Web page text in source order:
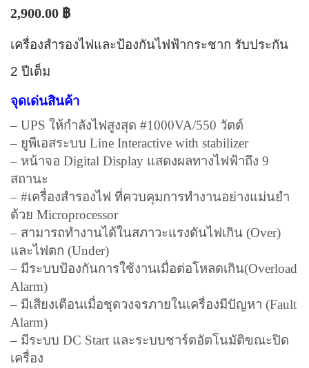
2,900.00 ฿
เครื่องสำรองไฟและป้องกันไฟฟ้ากระชาก รับประกัน
2 ปีเต็ม
จุดเด่นสินค้า
– UPS ให้กำลังไฟสูงสุด #1000VA/550 วัตต์
– ยูพีเอสระบบ Line Interactive with stabilizer
– หน้าจอ Digital Display แสดงผลทางไฟฟ้าถึง 9
สถานะ
– #เครื่องสำรองไฟ ที่ควบคุมการทำงานอย่างแม่นยำ
ด้วย Microprocessor
– สามารถทำงานได้ในสภาวะแรงดันไฟเกิน (Over)
และไฟตก (Under)
– มีระบบป้องกันการใช้งานเมื่อต่อโหลดเกิน(Overload
Alarm)
– มีเสียงเตือนเมื่อชุดวงจรภายในเครื่องมีปัญหา (Fault
Alarm)
– มีระบบ DC Start และระบบชาร์ตอัตโนมัติขณะปิด
เครื่อง